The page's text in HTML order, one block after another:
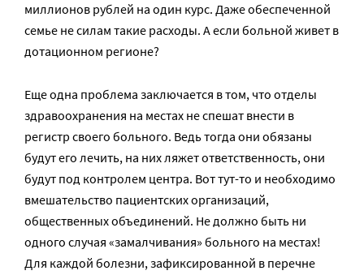
миллионов рублей на один курс. Даже обеспеченной
семье не силам такие расходы. А если больной живет в
дотационном регионе?
Еще одна проблема заключается в том, что отделы
здравоохранения на местах не спешат внести в
регистр своего больного. Ведь тогда они обязаны
будут его лечить, на них ляжет ответственность, они
будут под контролем центра. Вот тут-то и необходимо
вмешательство пациентских организаций,
общественных объединений. Не должно быть ни
одного случая «замалчивания» больного на местах!
Для каждой болезни, зафиксированной в перечне